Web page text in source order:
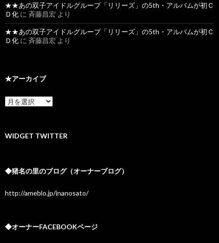
★★あの双子アイドルグループ「リリーズ」の5th・アルバムが初Ｃ
Ｄ化 に 斉藤昌宏 より
★★あの双子アイドルグループ「リリーズ」の5th・アルバムが初Ｃ
Ｄ化 に 斉藤昌宏 より
★アーカイブ
★
ア
イ
WIDGET TWITTER
◆猪名の里のブログ（オーナーブログ）
http://ameblo.jp/inanosato/
◆オーナーFACEBOOKページ